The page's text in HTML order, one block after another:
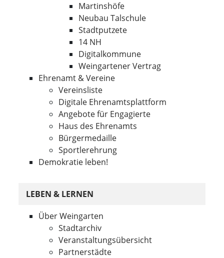
Martinshöfe
Neubau Talschule
Stadtputzete
14 NH
Digitalkommune
Weingartener Vertrag
Ehrenamt & Vereine
Vereinsliste
Digitale Ehrenamtsplattform
Angebote für Engagierte
Haus des Ehrenamts
Bürgermedaille
Sportlerehrung
Demokratie leben!
LEBEN & LERNEN
Über Weingarten
Stadtarchiv
Veranstaltungsübersicht
Partnerstädte